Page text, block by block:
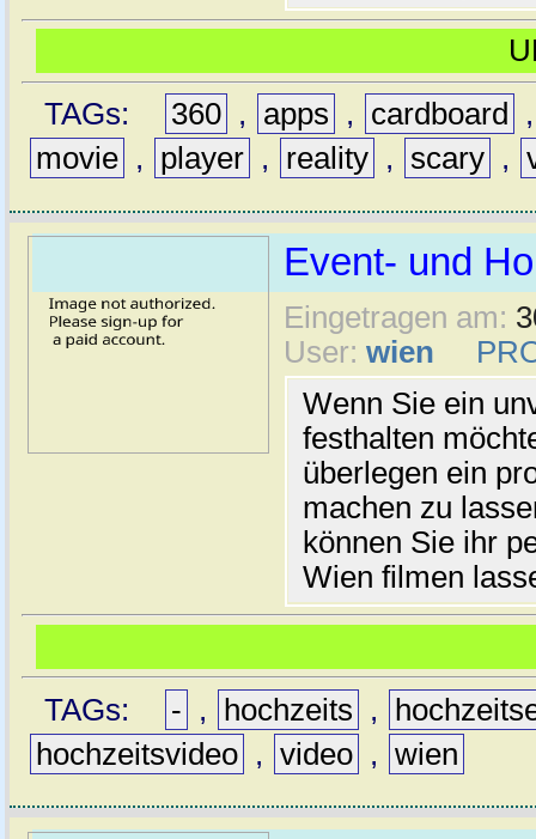
TAGs:
360 , apps , cardboard
movie , player , reality , scary ,
Event- und
Eingetragen am:
User: wien
Wenn Sie ein
festhalten
überlegen ein
machen zu
können Sie ihr
Wien filmen
TAGs: - , hochzeits ,
hochzeitsvideo , video , wien